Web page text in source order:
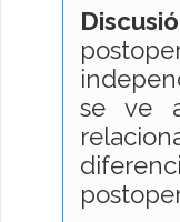
se ve